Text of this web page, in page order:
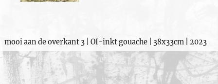
mooi aan de overkant 3 | OI-inkt gouache | 38x33cm | 2023